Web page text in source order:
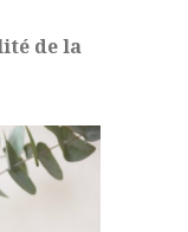
de la